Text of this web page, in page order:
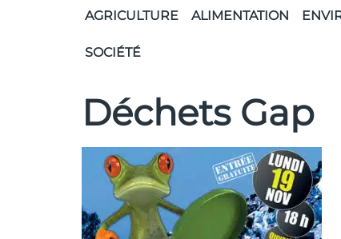
AGRICULTURE ALIMENTATION
SOCIÉTÉ
Déchets Gap